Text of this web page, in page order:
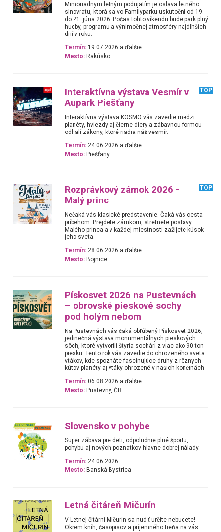
Mimoriadnym letným podujatím je oslava letného
slnovratu, ktorá sa vo Familyparku uskutoční od 19.
do 21. júna 2026. Počas tohto víkendu bude park plný
hudby, programu a výnimočnej atmosféry najdlhších
dní v roku.
Termín: 19.07.2026 a ďalšie
Mesto: Rakúsko
Interaktívna výstava Vesmír v
Aupark Piešťany
TOP
Interaktívna výstava KOSMO vás zavedie medzi
planéty, hviezdy aj čierne diery a zábavnou formou
odhalí zákony, ktoré riadia náš vesmír.
Termín: 24.06.2026 a ďalšie
Mesto: Piešťany
Rozprávkový zámok 2026 -
Malý princ
TOP
Nečaká vás klasické predstavenie. Čaká vás cesta
príbehom. Prejdete zámkom, stretnete postavy
Malého princa a v každej miestnosti zažijete kúsok
jeho sveta.
Termín: 28.06.2026 a ďalšie
Mesto: Bojnice
Pískosvet 2026 na Pustevnách
– obrovské pieskové sochy
pod holým nebom
Na Pustevnách vás čaká obľúbený Pískosvet 2026,
jedinečná výstava monumentálnych pieskových
sôch, ktoré vytvorili štyria sochári z viac ako 90 ton
piesku. Tento rok vás zavedie do ohrozeného sveta
vtákov, kde spoznáte fascinujúce druhy z rôznych
kútov planéty aj vtáky ohrozené v našich končinách
Termín: 06.08.2026 a ďalšie
Mesto: Pustevny, ČR
Slovensko v pohybe
Super zábava pre deti, odpoludnie plné športu,
pohybu aj nových poznatkov hlavne dobrej nálady.
Termín: 24.06.2026
Mesto: Banská Bystrica
Letná čitáreň Mičurín
V Letnej čitárni Mičurin sa nudiť určite nebudete!
Okrem kníh, časopisov a príjemného tieňa na vás